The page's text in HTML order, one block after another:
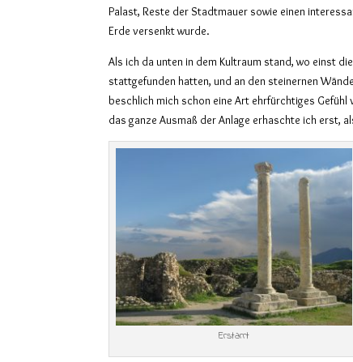
Palast, Reste der Stadtmauer sowie einen
Erde versenkt wurde.
Als ich da unten in dem Kultraum stand, wo einst
stattgefunden hatten, und an den steinernen
beschlich mich schon eine Art ehrfürchtiges Gefühl
das ganze Ausmaß der Anlage erhaschte ich erst,
Erstarrt